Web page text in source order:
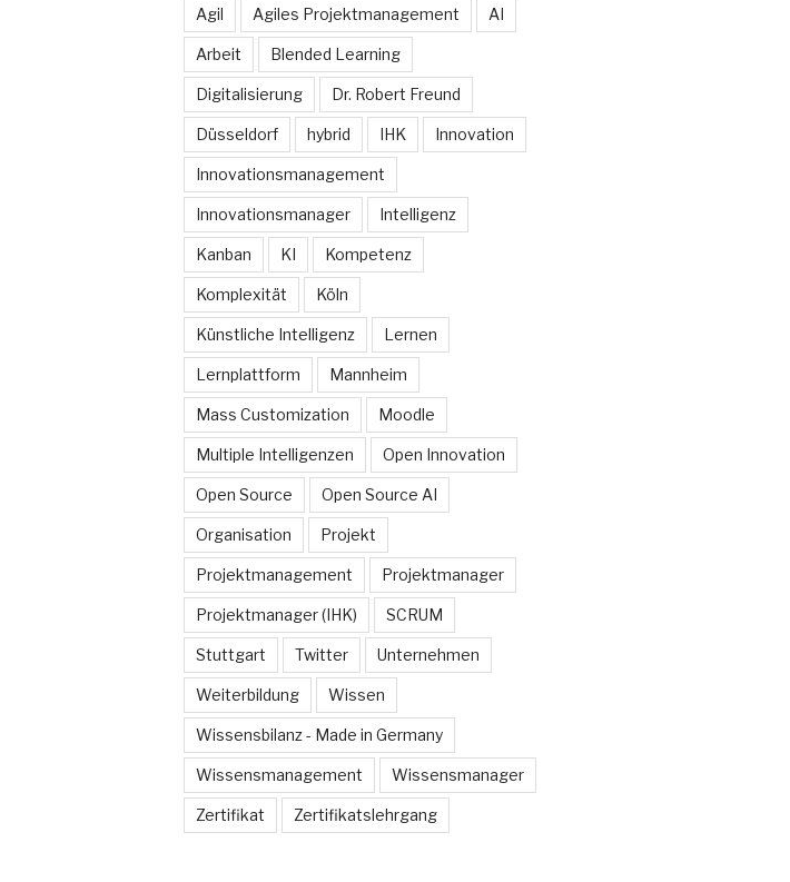
Agil Agiles Projektmanagement AI
Arbeit Blended Learning
Digitalisierung Dr. Robert Freund
Düsseldorf hybrid IHK Innovation
Innovationsmanagement
Innovationsmanager Intelligenz
Kanban KI Kompetenz
Komplexität Köln
Künstliche Intelligenz Lernen
Lernplattform Mannheim
Mass Customization Moodle
Multiple Intelligenzen Open Innovation
Open Source Open Source AI
Organisation Projekt
Projektmanagement Projektmanager
Projektmanager (IHK) SCRUM
Stuttgart Twitter Unternehmen
Weiterbildung Wissen
Wissensbilanz - Made in Germany
Wissensmanagement Wissensmanager
Zertifikat Zertifikatslehrgang